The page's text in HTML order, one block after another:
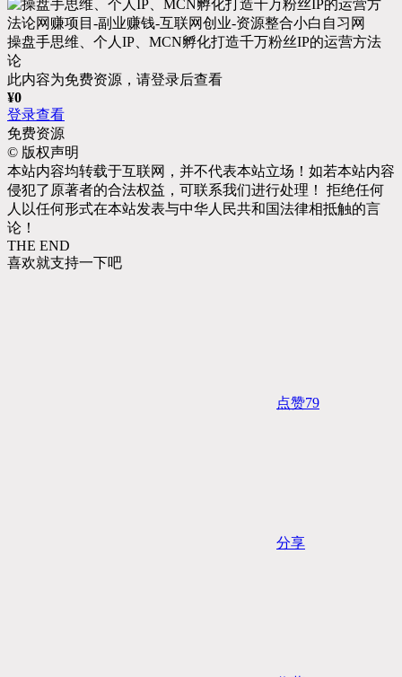
操盘手思维、个人IP、MCN孵化打造千万粉丝IP的运营方法
论
此内容为免费资源，请登录后查看
¥0
登录查看
免费资源
© 版权声明
本站内容均转载于互联网，并不代表本站立场！如若本站内容
侵犯了原著者的合法权益，可联系我们进行处理！ 拒绝任何
人以任何形式在本站发表与中华人民共和国法律相抵触的言
论！
THE END
喜欢就支持一下吧
点赞79
分享